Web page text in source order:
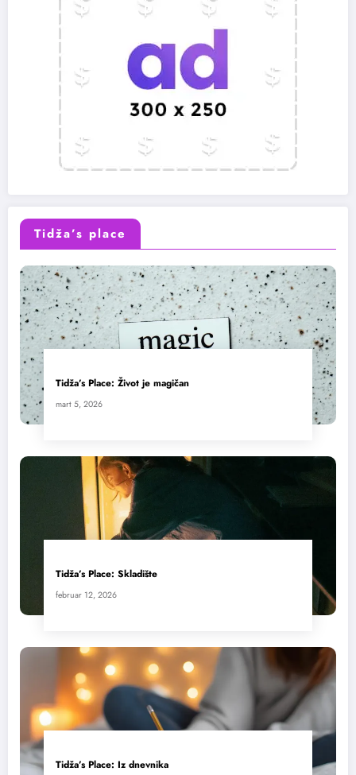
Tidža’s place
Tidža’s Place: Život je magičan
mart 5, 2026
Tidža’s Place: Skladište
februar 12, 2026
Tidža’s Place: Iz dnevnika